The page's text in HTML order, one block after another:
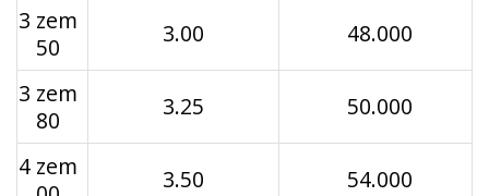
3 zem
50
3.00 48.000
3 zem
80
3.25 50.000
4 zem
3.50 54.000